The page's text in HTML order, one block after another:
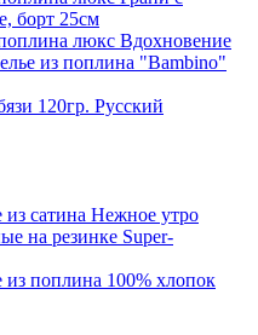
борт 25см
люкс Вдохновение
из поплина "Bambino"
120гр. Русский
сатина Нежное утро
на резинке Super-
поплина 100% хлопок